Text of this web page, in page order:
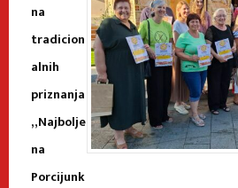
na
tradicion
alnih
priznanja
„Najbolje
na
Porcijunk